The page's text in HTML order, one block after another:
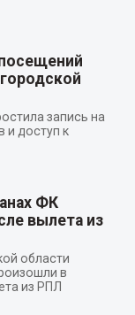
запись на
и доступ к
ФК
вылета из
области
в
из РПЛ